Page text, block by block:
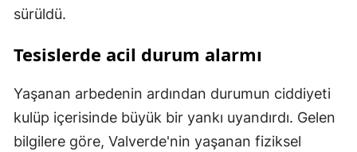
sürüldü.
Tesislerde acil durum alarmı
Yaşanan arbedenin ardından durumun ciddiyeti
kulüp içerisinde büyük bir yankı uyandırdı. Gelen
bilgilere göre, Valverde'nin yaşanan fiziksel